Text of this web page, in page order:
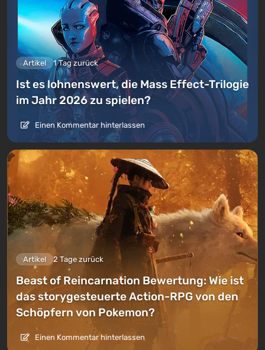
Artikel 1 Tag zurück
Ist es lohnenswert, die Mass Effect-Trilogie
im Jahr 2026 zu spielen?
Einen Kommentar hinterlassen
Artikel 2 Tage zurück
Beast of Reincarnation Bewertung: Wie ist
das storygesteuerte Action-RPG von den
Schöpfern von Pokemon?
Einen Kommentar hinterlassen